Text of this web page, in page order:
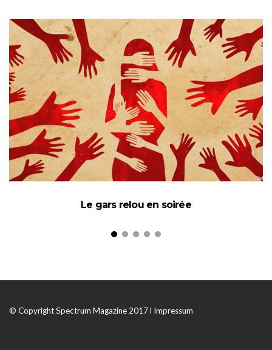
Le gars relou en soirée
© Copyright Spectrum Magazine 2017 l Impressum